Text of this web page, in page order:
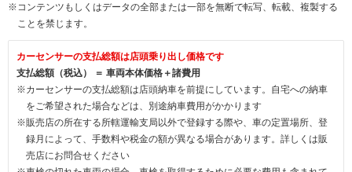
※コンテンツもしくはデータの全部または一部を無断で転写、転載、複製する
ことを禁じます。
カーセンサーの支払総額は店頭乗り出し価格です
支払総額（税込） ＝ 車両本体価格＋諸費用
※カーセンサーの支払総額は店頭納車を前提にしています。自宅への納車
をご希望された場合などは、別途納車費用がかかります
※販売店の所在する所轄運輸支局以外で登録する際や、車の定置場所、登
録月によって、手数料や税金の額が異なる場合があります。詳しくは販
売店にお問合せください